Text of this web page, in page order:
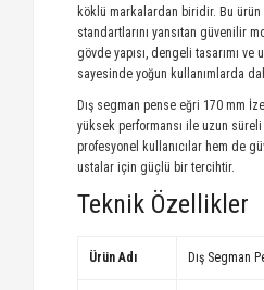
köklü markalardan biridir. Bu ürün
standartlarını yansıtan güvenilir
gövde yapısı, dengeli tasarımı ve
sayesinde yoğun kullanımlarda
Dış segman pense eğri 170 mm
yüksek performansı ile uzun süreli
profesyonel kullanıcılar hem de
ustalar için güçlü bir tercihtir.
Teknik Özellikler
Ürün Adı Dış Segman